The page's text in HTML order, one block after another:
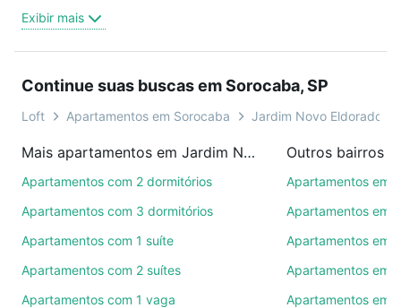
oferta ideal de Apartamentos com 1 suite à venda
em Jardim Novo Eldorado, Sorocaba, SP para
ou por videochamada, é grátis, sem compromisso e
você ainda conta com mais de 46 mil corretores e
de imóveis.
Como escolher um imóvel?
ruas, bairros e até condomínios favoritos. Você
também pode usar os filtros como quantidade de
quartos, suítes, com ou sem vaga de garagem para
Exibir mais
Continue suas buscas em Sorocaba, SP
Loft Apartamentos em Sorocaba Jardim Novo Eldorado
Mais apartamentos em Jardim Novo Eldorado
Apartamentos com 2 dormitórios
Apartamentos com 3 dormitórios
Apartamentos com 1 suíte
Apartamentos com 2 suítes
Apartamentos com 1 vaga
Outros bairros
Apartamentos em
Apartamentos em
Apartamentos em
Apartamentos em
Apartamentos em